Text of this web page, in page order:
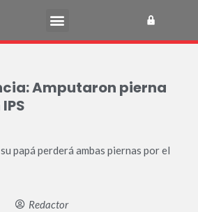
Amputaron pierna
papá perderá ambas piernas por el
Redactor